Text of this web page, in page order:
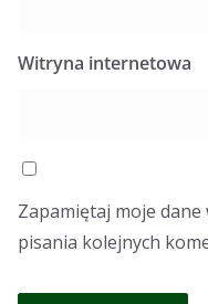
Witryna internetowa
Zapamiętaj moje
pisania kolejnych